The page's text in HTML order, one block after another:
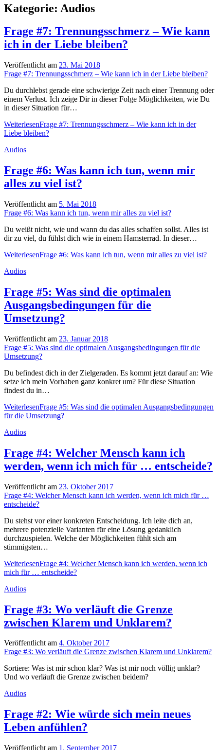
Kategorie: Audios
Frage #7: Trennungsschmerz – Wie kann
ich in der Liebe bleiben?
Veröffentlicht am 23. Mai 2018
Frage #7: Trennungsschmerz – Wie kann ich in der Liebe bleiben?
Du durchlebst gerade eine schwierige Zeit nach einer Trennung oder
einem Verlust. Ich zeige Dir in dieser Folge Möglichkeiten, wie Du
in dieser Situation für…
WeiterlesenFrage #7: Trennungsschmerz – Wie kann ich in der
Liebe bleiben?
Audios
Frage #6: Was kann ich tun, wenn mir
alles zu viel ist?
Veröffentlicht am 5. Mai 2018
Frage #6: Was kann ich tun, wenn mir alles zu viel ist?
Du weißt nicht, wie und wann du das alles schaffen sollst. Alles ist
dir zu viel, du fühlst dich wie in einem Hamsterrad. In dieser…
WeiterlesenFrage #6: Was kann ich tun, wenn mir alles zu viel ist?
Audios
Frage #5: Was sind die optimalen
Ausgangsbedingungen für die
Umsetzung?
Veröffentlicht am 23. Januar 2018
Frage #5: Was sind die optimalen Ausgangsbedingungen für die
Umsetzung?
Du befindest dich in der Zielgeraden. Es kommt jetzt darauf an: Wie
setze ich mein Vorhaben ganz konkret um? Für diese Situation
findest du in…
WeiterlesenFrage #5: Was sind die optimalen Ausgangsbedingungen
für die Umsetzung?
Audios
Frage #4: Welcher Mensch kann ich
werden, wenn ich mich für … entscheide?
Veröffentlicht am 23. Oktober 2017
Frage #4: Welcher Mensch kann ich werden, wenn ich mich für …
entscheide?
Du stehst vor einer konkreten Entscheidung. Ich leite dich an,
mehrere potenzielle Varianten für eine Lösung gedanklich
durchzuspielen. Welche der Möglichkeiten fühlt sich am
stimmigsten…
WeiterlesenFrage #4: Welcher Mensch kann ich werden, wenn ich
mich für … entscheide?
Audios
Frage #3: Wo verläuft die Grenze
zwischen Klarem und Unklarem?
Veröffentlicht am 4. Oktober 2017
Frage #3: Wo verläuft die Grenze zwischen Klarem und Unklarem?
Sortiere: Was ist mir schon klar? Was ist mir noch völlig unklar?
Und wo verläuft die Grenze zwischen beidem?
Audios
Frage #2: Wie würde sich mein neues
Leben anfühlen?
Veröffentlicht am 1. September 2017